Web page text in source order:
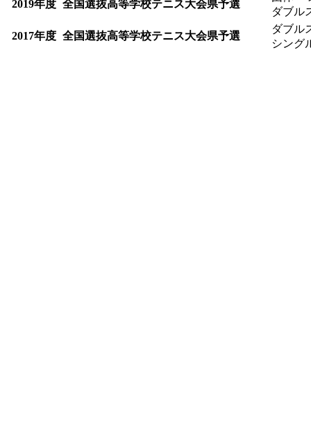
2019年度 全国選抜高等学校テニス大会県予選
ダブル
2017年度 全国選抜高等学校テニス大会県予選
ダブル
シング